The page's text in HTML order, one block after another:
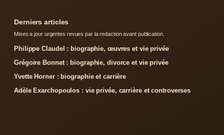
Derniers articles
Mises a jour urgentes revues par la redaction avant publication.
Philippe Claudel : biographie, œuvres et vie privée
Grégoire Bonnet : biographie, divorce et vie privée
Yvette Horner : biographie et carrière
Adèle Exarchopoulos : vie privée, carrière et controverses